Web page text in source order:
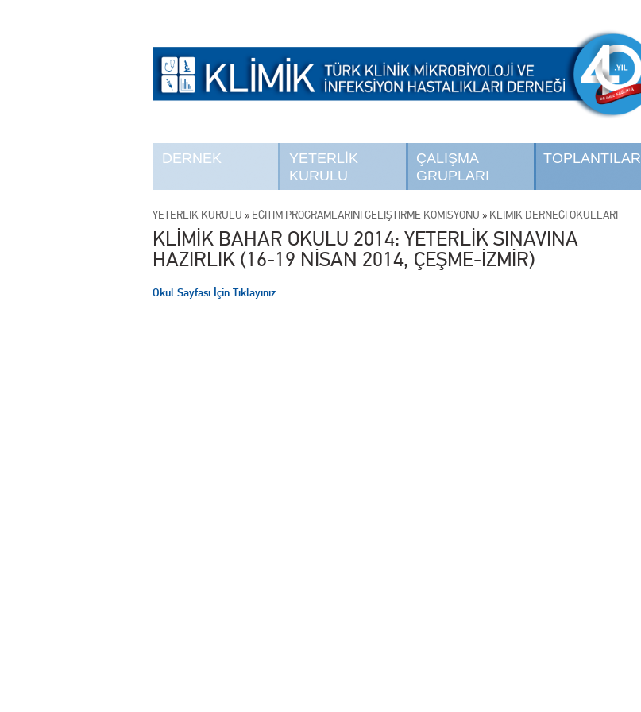
DERNEK
YETERLİK
KURULU
ÇALIŞMA
GRUPLARI
TOPLANTILAR
YETERLİK KURULU » EĞİTİM PROGRAMLARINI GELİŞTİRME KOMİSYONU » KLİMİK DERNEĞİ OKULLARI
KLİMİK BAHAR OKULU 2014: YETERLİK SINAVINA
HAZIRLIK (16-19 NİSAN 2014, ÇEŞME-İZMİR)
Okul Sayfası İçin Tıklayınız